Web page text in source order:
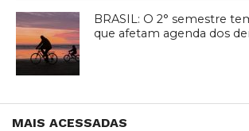
BRASIL: O 2° semestre
que afetam agenda dos
MAIS ACESSADAS